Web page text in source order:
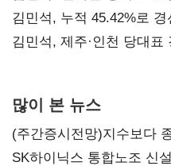
김민석, 누적 45.42%로
0.86%p(2보)
김민석, 제주·인천 당대표
많이 본 뉴스
(주간증시전망)지수보다
SK하이닉스 통합노조 신